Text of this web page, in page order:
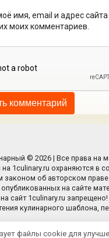
имя, email и адрес
моих комментариев.
© 2026 | Все права на
1culinary.ru охраняются в
законом об авторском
на сайте
сайт 1culinary.ru запрещено!
кулинарного шаблона,
файлы cookie для